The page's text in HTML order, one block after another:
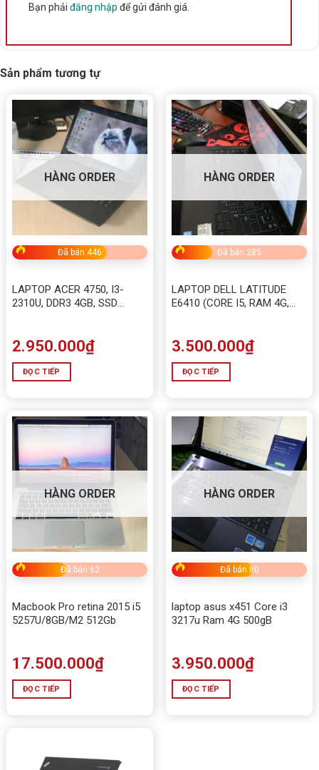
Bạn phải đăng nhập để gửi đánh giá.
Sản phẩm tương tự
HÀNG ORDER
Đã bán 446
LAPTOP ACER 4750, I3-
2310U, DDR3 4GB, SSD
2.950.000₫
ĐỌC TIẾP
HÀNG ORDER
Đã bán 285
LAPTOP DELL LATITUDE
E6410 (CORE I5, RAM 4G,
3.500.000₫
ĐỌC TIẾP
HÀNG ORDER
Đã bán 62
Macbook Pro retina 2015 i5
5257U/8GB/M2 512Gb
17.500.000₫
ĐỌC TIẾP
HÀNG ORDER
Đã bán 80
laptop asus x451 Core i3
3217u Ram 4G 500gB
3.950.000₫
ĐỌC TIẾP